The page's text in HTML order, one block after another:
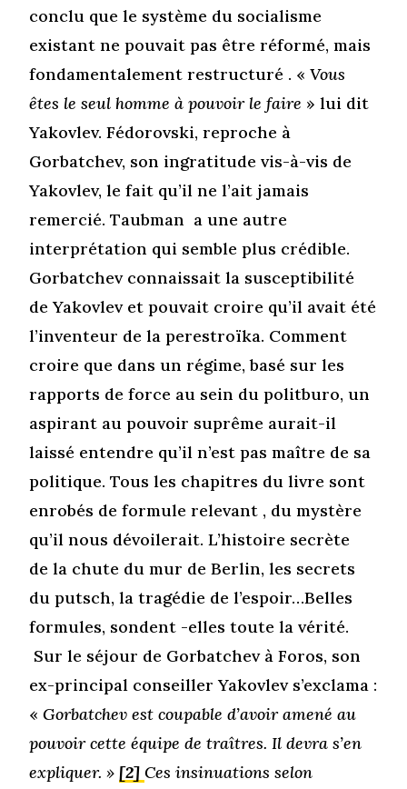
conclu que le système du socialisme
existant ne pouvait pas être réformé, mais
fondamentalement restructuré . «Vous
êtes le seul homme à pouvoir le faire » lui dit
Yakovlev. Fédorovski, reproche à
Gorbatchev, son ingratitude vis-à-vis de
Yakovlev, le fait qu’il ne l’ait jamais
remercié. Taubman a une autre
interprétation qui semble plus crédible.
Gorbatchev connaissait la susceptibilité
de Yakovlev et pouvait croire qu’il avait été
l’inventeur de la perestroïka. Comment
croire que dans un régime, basé sur les
rapports de force au sein du politburo, un
aspirant au pouvoir suprême aurait-il
laissé entendre qu’il n’est pas maître de sa
politique. Tous les chapitres du livre sont
enrobés de formule relevant , du mystère
qu’il nous dévoilerait. L’histoire secrète
de la chute du mur de Berlin, les secrets
du putsch, la tragédie de l’espoir…Belles
formules, sondent -elles toute la vérité.
Sur le séjour de Gorbatchev à Foros, son
ex-principal conseiller Yakovlev s’exclama :
«Gorbatchev est coupable d’avoir amené au
pouvoir cette équipe de traîtres. Il devra s’en
expliquer. »[2]Ces insinuations selon